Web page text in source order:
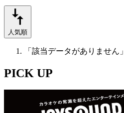
人気順
「該当データがありません」
PICK UP